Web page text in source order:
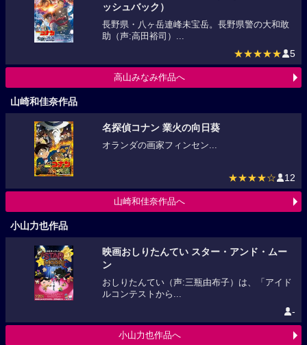
ッシュバック）
長野県・八ヶ岳連峰未宝岳。長野県警の大和敢
助（声:高田裕司）...
★★★★★ 5
高山みなみ作品へ
山崎和佳奈作品
名探偵コナン 業火の向日葵
オランダの画家フィンセン...
★★★★☆ 12
山崎和佳奈作品へ
小山力也作品
映画おしりたんてい スター・アンド・ムー
ン
おしりたんてい（声:三瓶由布子）は、「アイド
ルコンテストから...
-
小山力也作品へ